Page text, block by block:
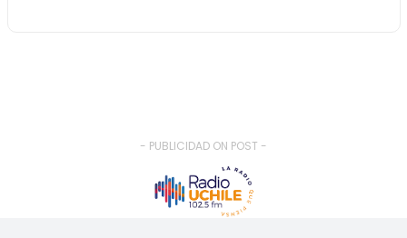
- PUBLICIDAD ON POST -